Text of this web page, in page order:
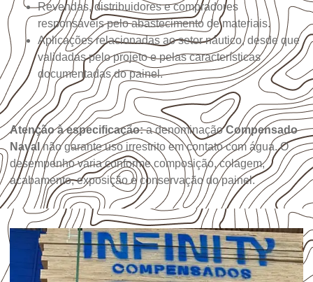
Revendas, distribuidores e compradores
responsáveis pelo abastecimento de materiais.
Aplicações relacionadas ao setor náutico, desde que
validadas pelo projeto e pelas características
documentadas do painel.
Atenção à especificação:a denominaçãoCompensado
Naval não garante uso irrestrito em contato com água. O
desempenho varia conforme composição, colagem,
acabamento, exposição e conservação do painel.